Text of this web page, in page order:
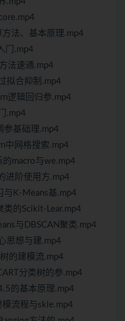
方法、基本原理.mp4
门.mp4
法速通.mp4
拟合抑制.mp4
逻辑回归参.mp4
.mp4
参基础理.mp4
中网格搜索.mp4
的macro与we.mp4
进阶使用方.mp4
与K-Means基.mp4
类的Scikit-Lear.mp4
与DBSCAN聚类.mp4
思想与建.mp4
的建模流.mp4
分类树的参.mp4
的基本原理.mp4
模流程与skle.mp4